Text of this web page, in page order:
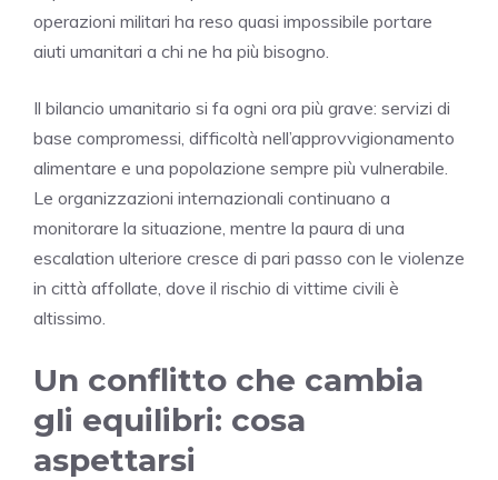
operazioni militari ha reso quasi impossibile portare
aiuti umanitari a chi ne ha più bisogno.
Il bilancio umanitario si fa ogni ora più grave: servizi di
base compromessi, difficoltà nell’approvvigionamento
alimentare e una popolazione sempre più vulnerabile.
Le organizzazioni internazionali continuano a
monitorare la situazione, mentre la paura di una
escalation ulteriore cresce di pari passo con le violenze
in città affollate, dove il rischio di vittime civili è
altissimo.
Un conflitto che cambia
gli equilibri: cosa
aspettarsi